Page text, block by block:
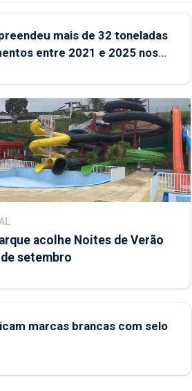
mais de 32 toneladas
entre 2021 e 2025 nos
acolhe Noites de Verão
setembro
marcas brancas com selo